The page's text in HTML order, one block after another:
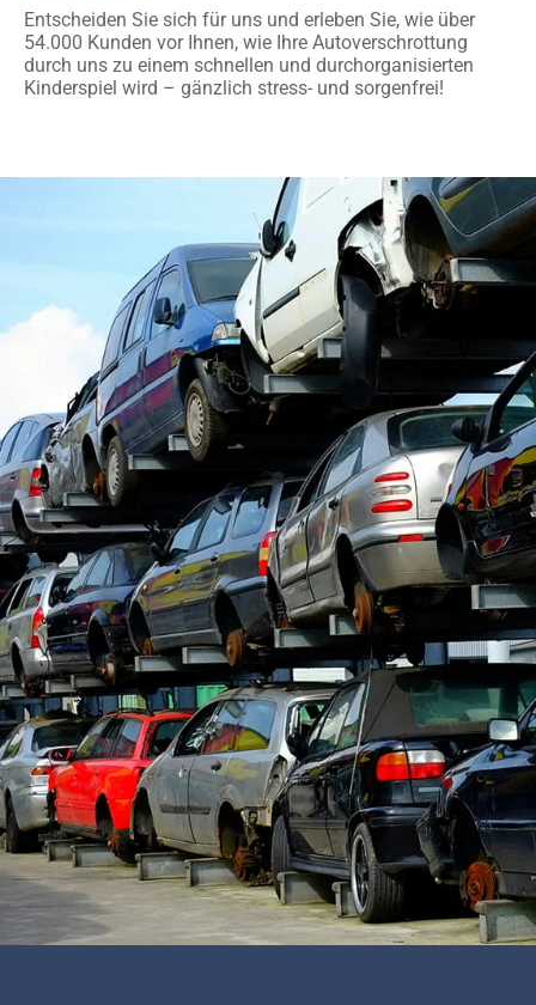
Entscheiden Sie sich für uns und erleben Sie, wie über
54.000 Kunden vor Ihnen, wie Ihre Autoverschrottung
durch uns zu einem schnellen und durchorganisierten
Kinderspiel wird – gänzlich stress- und sorgenfrei!